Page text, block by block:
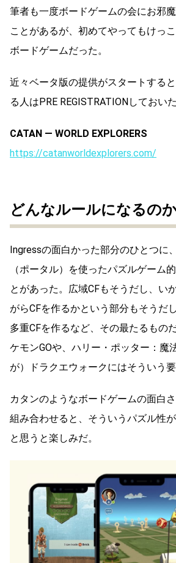
筆者も一度ボードゲームの会にお邪
ことがあるが、初めてやってもけっ
ボードゲームだった。
近々ベータ版の提供がスタートする
る人はPRE REGISTRATIONしておい
CATAN — WORLD EXPLORERS
https://catanworldexplorers.com/
どんなルールになるの
Ingressの面白かった部分のひとつに
（ポータル）を使ったパズルゲーム
とがあった。広域CFもそうだし、い
がらCFを作るかという部分もそうだ
多重CFを作るなど、その最たるもの
ケモンGOや、ハリー・ポッター：魔
が）ドラクエウォークにはそういう要
カタンのようなボードゲームの面白
組み合わせると、そういうパズル性
と思うと楽しみだ。